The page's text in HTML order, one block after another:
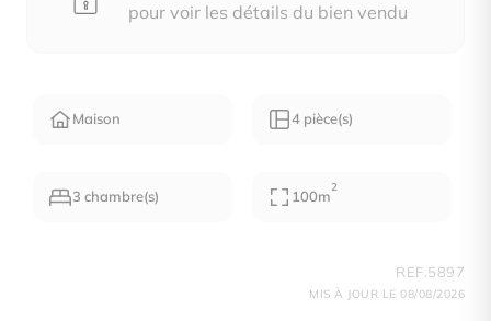
pour voir les détails du bien vendu
Maison 4 pièce(s)
3 chambre(s) 100m
2
REF.5897
MIS À JOUR LE 08/08/2026